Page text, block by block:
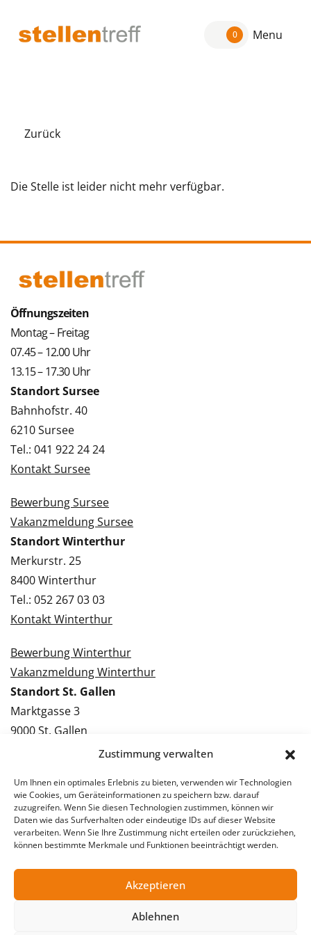
Zustimmung verwalten
Um Ihnen ein optimales Erlebnis zu bieten, verwenden wir Technologien
wie Cookies, um Geräteinformationen zu speichern bzw. darauf
zuzugreifen. Wenn Sie diesen Technologien zustimmen, können wir
Daten wie das Surfverhalten oder eindeutige IDs auf dieser Website
verarbeiten. Wenn Sie Ihre Zustimmung nicht erteilen oder zurückziehen,
können bestimmte Merkmale und Funktionen beeinträchtigt werden.
Akzeptieren
Ablehnen
0 Menu
Zurück
Die Stelle ist leider nicht mehr verfügbar.
Öffnungszeiten
Montag – Freitag
07.45 – 12.00 Uhr
13.15 – 17.30 Uhr
Standort Sursee
Bahnhofstr. 40
6210 Sursee
Tel.: 041 922 24 24
Kontakt Sursee
Bewerbung Sursee
Vakanzmeldung Sursee
Standort Winterthur
Merkurstr. 25
8400 Winterthur
Tel.: 052 267 03 03
Kontakt Winterthur
Bewerbung Winterthur
Vakanzmeldung Winterthur
Standort St. Gallen
Marktgasse 3
9000 St. Gallen
Tel.: 071 228 09 09
Bewerbung St. Gallen
Vakanzmeldung St. Gallen
© 2026 Stellentreff AG